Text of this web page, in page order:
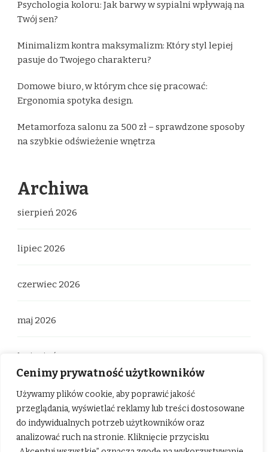
Cenimy prywatność użytkowników
Używamy plików cookie, aby poprawić jakość
przeglądania, wyświetlać reklamy lub treści dostosowane
do indywidualnych potrzeb użytkowników oraz
analizować ruch na stronie. Kliknięcie przycisku
Psychologia koloru: Jak barwy w sypialni wpływają na
Twój sen?
Minimalizm kontra maksymalizm: Który styl lepiej
pasuje do Twojego charakteru?
Domowe biuro, w którym chce się pracować:
Ergonomia spotyka design.
Metamorfoza salonu za 500 zł – sprawdzone sposoby
na szybkie odświeżenie wnętrza
Archiwa
sierpień 2026
lipiec 2026
czerwiec 2026
maj 2026
kwiecień 2026
marzec 2026
luty 2026